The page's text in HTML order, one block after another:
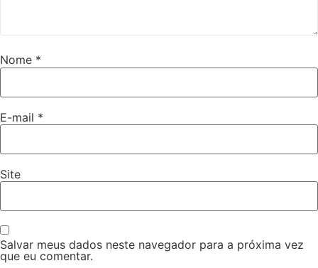
Nome *
E-mail *
Site
Salvar meus dados neste navegador para a próxima vez
que eu comentar.